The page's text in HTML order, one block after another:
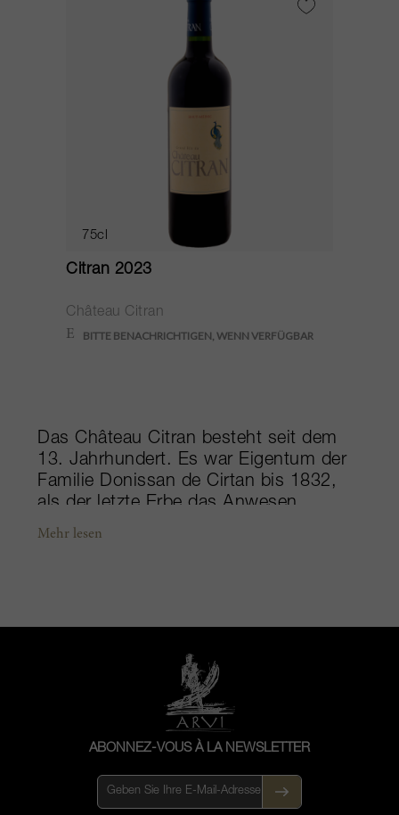
75cl
Citran 2023
Château Citran
Das Château Citran besteht seit dem
13. Jahrhundert. Es war Eigentum der
Familie Donissan de Cirtan bis 1832,
als der letzte Erbe das Anwesen
verkaufte. Heute ist es im Besitz der
Moulis-en-Médoc, erstrecken sich die
Citran-Weinberge über mehr als 100
Hektar und profitieren von dem fast
maritimen Médoc-Klima hier in Nähe
der Gironde-Mündung und der Biskaya.
Zudem ist das idyllisch gelegene,
die Kiefernwälder an der Küste gut
gegen die West- und Nordwestwinde
Mehr lesen
ABONNEZ-VOUS À LA NEWSLETTER